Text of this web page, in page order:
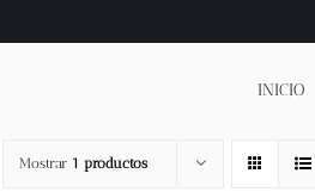
INICIO
Mostrar 1 productos